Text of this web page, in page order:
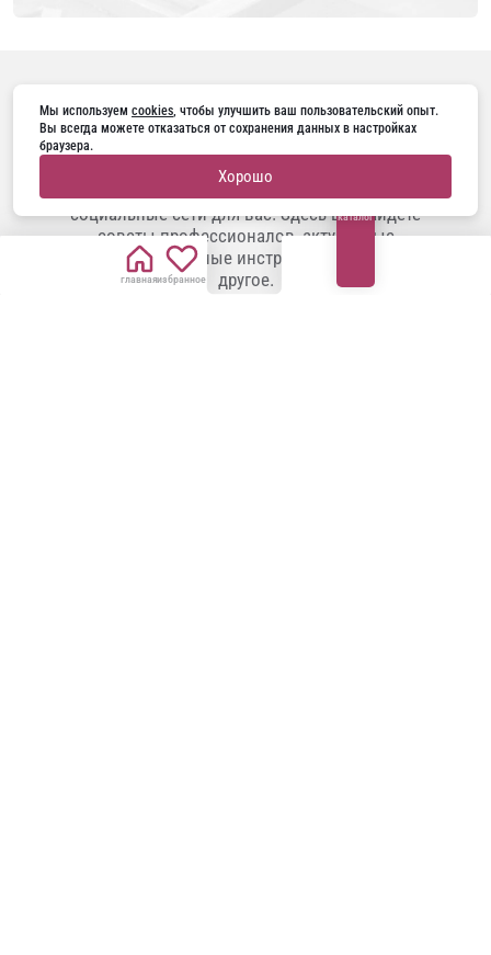
главнаяизбранное
каталог
ПОДПИШИТЕСЬ НА НАС В
Занимаетесь ремонтом, строите дом или
планируете заменить двери? Наши
социальные сети для вас! Здесь вы найдете
советы профессионалов, актуальные
тренды, полезные инструкции и многое
другое.
Мы используем cookies, чтобы улучшить ваш пользовательский опыт.
Вы всегда можете отказаться от сохранения данных в настройках
браузера.
Хорошо